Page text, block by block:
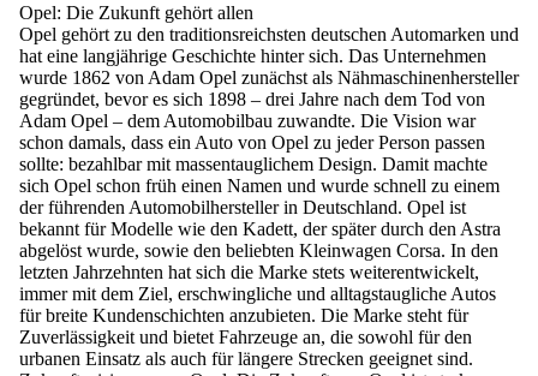
Opel: Die Zukunft gehört allen
Opel gehört zu den traditionsreichsten deutschen Automarken und
hat eine langjährige Geschichte hinter sich. Das Unternehmen
wurde 1862 von Adam Opel zunächst als Nähmaschinenhersteller
gegründet, bevor es sich 1898 – drei Jahre nach dem Tod von
Adam Opel – dem Automobilbau zuwandte. Die Vision war
schon damals, dass ein Auto von Opel zu jeder Person passen
sollte: bezahlbar mit massentauglichem Design. Damit machte
sich Opel schon früh einen Namen und wurde schnell zu einem
der führenden Automobilhersteller in Deutschland. Opel ist
bekannt für Modelle wie den Kadett, der später durch den Astra
abgelöst wurde, sowie den beliebten Kleinwagen Corsa. In den
letzten Jahrzehnten hat sich die Marke stets weiterentwickelt,
immer mit dem Ziel, erschwingliche und alltagstaugliche Autos
für breite Kundenschichten anzubieten. Die Marke steht für
Zuverlässigkeit und bietet Fahrzeuge an, die sowohl für den
urbanen Einsatz als auch für längere Strecken geeignet sind.